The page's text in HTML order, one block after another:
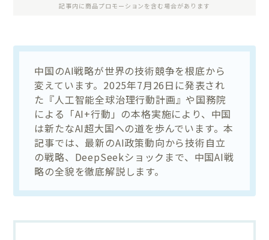
記事内に商品プロモーションを含む場合があります
中国のAI戦略が世界の技術競争を根底から
変えています。2025年7月26日に発表され
た『人工智能全球治理行動計画』や国務院
による「AI+行動」の本格実施により、中国
は新たなAI超大国への道を歩んでいます。本
記事では、最新のAI政策動向から技術自立
の戦略、DeepSeekショックまで、中国AI戦
略の全貌を徹底解説します。